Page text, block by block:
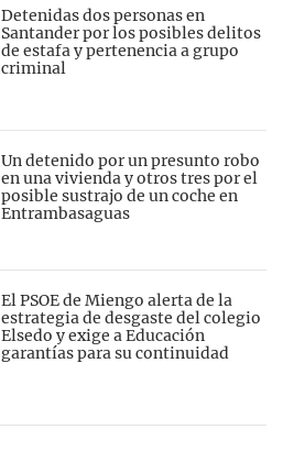
Detenidas dos personas en
Santander por los posibles delitos
de estafa y pertenencia a grupo
criminal
Un detenido por un presunto robo
en una vivienda y otros tres por el
posible sustrajo de un coche en
Entrambasaguas
El PSOE de Miengo alerta de la
estrategia de desgaste del colegio
Elsedo y exige a Educación
garantías para su continuidad